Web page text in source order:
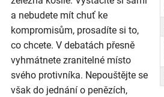
a nebudete mít chuť ke
kompromisům, prosadíte si to,
co chcete. V debatách přesně
vyhmátnete zranitelné místo
svého protivníka. Nepouštějte se
však do jednání o penězích,